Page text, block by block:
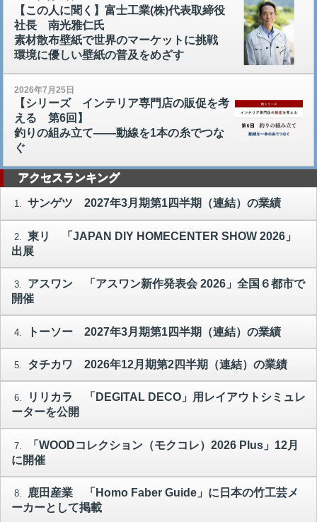
【この人に聞く】富士工業(株)代表取締役
社長 南光雅仁氏
素材散布壁紙で世界のマーケットに挑戦
環境に優しい壁紙の普及をめざす
2026年7月25日
【シリーズ インテリア専門店の販促を考
える 第6回】
釣りの組み立て――動線を1本の糸でつな
ぐ
アクセスランキング
1. サンゲツ 2027年3月期第1四半期（連結）の業績
2.
東リ 「JAPAN DIY HOMECENTER SHOW 2026」
出展
3.
アスワン 「アスワン新作発表会 2026」全国６都市で
開催
4. トーソー 2027年3月期第1四半期（連結）の業績
5. タチカワ 2026年12月期第2四半期（連結）の業績
6.
リリカラ 「DEGITAL DECO」用レイアウトシミュレ
ーターを公開
7.
「WOODコレクション（モクコレ）2026 Plus」12月
に開催
8.
鹿田産業 「Homo Faber Guide」に日本の竹工芸メ
ーカーとして掲載